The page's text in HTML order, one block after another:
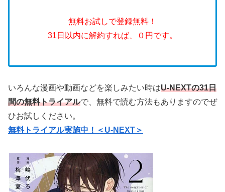
無料お試しで登録無料！
31日以内に解約すれば、０円です。
いろんな漫画や動画などを楽しみたい時はU-NEXTの31日
間の無料トライアルで、無料で読む方法もありますのでぜ
ひお試しください。
無料トライアル実施中！＜U-NEXT＞